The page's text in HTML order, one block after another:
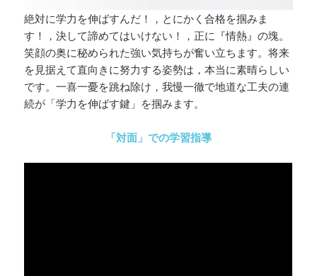
絶対に学力を伸ばすんだ！，とにかく合格を掴みま
す！，決して諦めてはいけない！，正に『情熱』の塊。
笑顔の奥に秘められた強い気持ちが奮い立ちます。将来
を見据えて直向きに努力する姿勢は，本当に素晴らしい
です。一喜一憂を跳ね除け，我慢一徹で地道な工夫の連
続が「学力を伸ばす鍵」を掴みます。
「対面」での学習指導